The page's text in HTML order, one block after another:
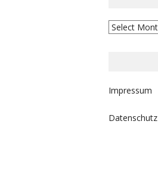
Archives
Impressum
Datenschutz